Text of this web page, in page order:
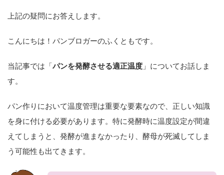
上記の疑問にお答えします。
こんにちは！パンブロガーのふくともです。
当記事では「パンを発酵させる適正温度 」についてお話しま
す。
パン作りにおいて温度管理は重要な要素なので、正しい知識
を身に付ける必要があります。特に発酵時に温度設定が間違
えてしまうと、発酵が進まなかったり、酵母が死滅してしま
う可能性も出てきます。